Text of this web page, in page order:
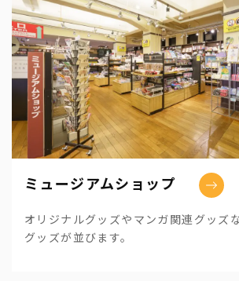
ミュージアムショップ
オリジナルグッズやマンガ関連グッズ
グッズが並びます。